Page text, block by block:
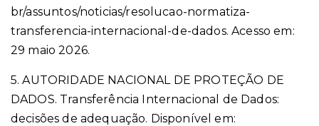
br/assuntos/noticias/resolucao-normatiza-
transferencia-internacional-de-dados. Acesso em:
29 maio 2026.
5. AUTORIDADE NACIONAL DE PROTEÇÃO DE
DADOS. Transferência Internacional de Dados:
decisões de adequação. Disponível em: